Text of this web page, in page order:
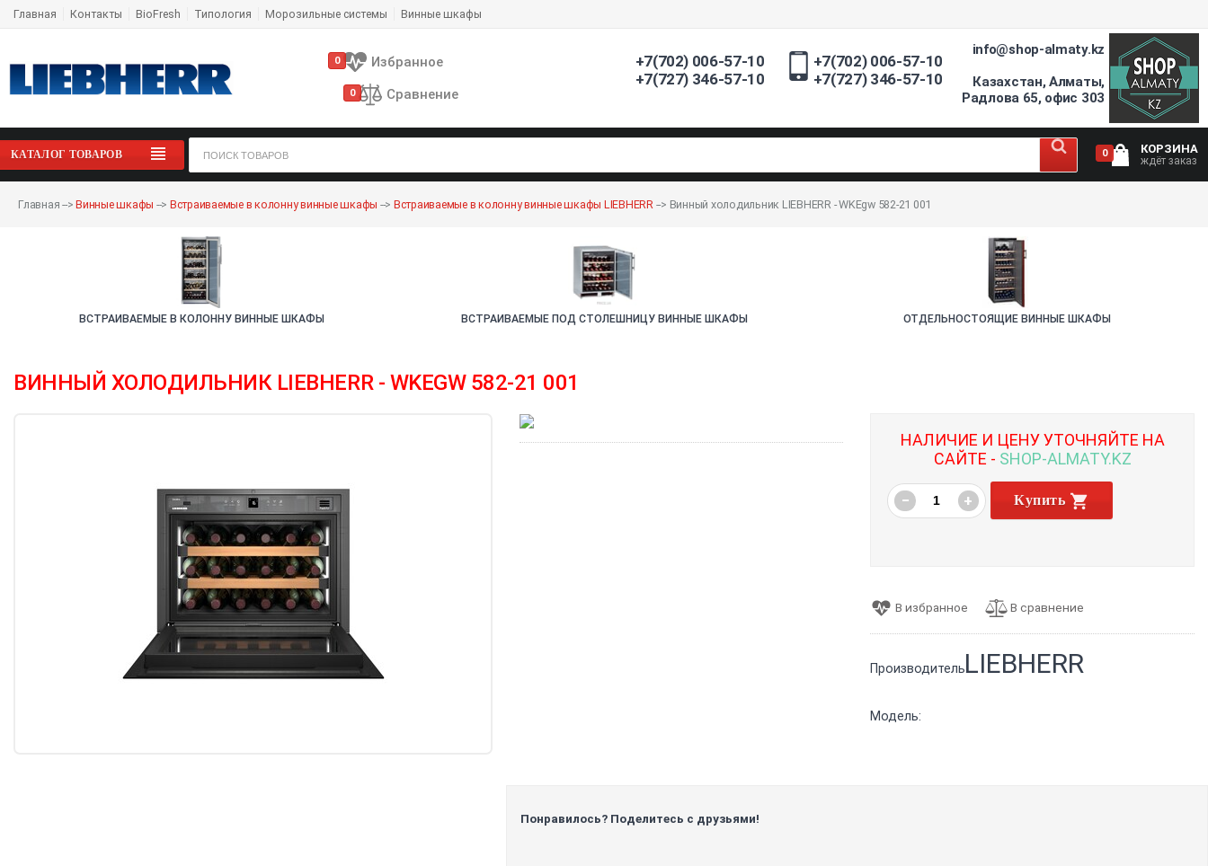
Главная Контакты BioFresh Типология Морозильные системы Винные шкафы
0 Избранное
0 Сравнение
+7(702) 006-57-10
+7(727) 346-57-10
+7(702) 006-57-10
+7(727) 346-57-10
info@shop-almaty.kz
Казахстан, Алматы,
Радлова 65, офис 303
КАТАЛОГ ТОВАРОВ 0 КОРЗИНА
ждёт заказ
Главная --> Винные шкафы --> Встраиваемые в колонну винные шкафы --> Встраиваемые в колонну винные шкафы LIEBHERR --> Винный холодильник LIEBHERR - WKEgw 582-21 001
ВСТРАИВАЕМЫЕ В КОЛОННУ ВИННЫЕ ШКАФЫ ВСТРАИВАЕМЫЕ ПОД СТОЛЕШНИЦУ ВИННЫЕ ШКАФЫ ОТДЕЛЬНОСТОЯЩИЕ ВИННЫЕ ШКАФЫ
ВИННЫЙ ХОЛОДИЛЬНИК LIEBHERR - WKEGW 582-21 001
НАЛИЧИЕ И ЦЕНУ УТОЧНЯЙТЕ НА
САЙТЕ - SHOP-ALMATY.KZ
− + Купить
Производитель:LIEBHERR
Модель:
Понравилось? Поделитесь с друзьями!